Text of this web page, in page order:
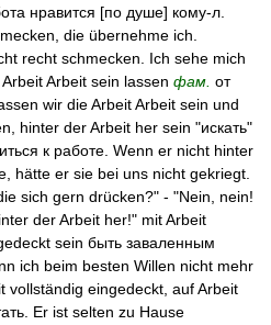
нравится [по душе] кому-л.
die übernehme ich.
recht schmecken. Ich sehe mich
Arbeit sein lassen фам. от
wir die Arbeit Arbeit sein und
hinter der Arbeit her sein "искать"
к работе. Wenn er nicht hinter
hätte er sie bei uns nicht gekriegt.
sich gern drücken?" - "Nein, nein!
der Arbeit her!" mit Arbeit
sein быть заваленным
ich beim besten Willen nicht mehr
vollständig eingedeckt, auf Arbeit
Er ist selten zu Hause